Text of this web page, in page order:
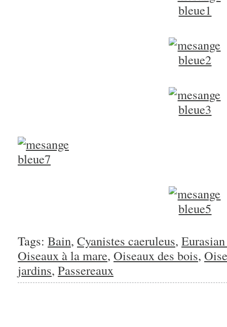
Tags: Bain, Cyanistes caeruleus,
Oiseaux à la mare, Oiseaux des bois,
jardins, Passereaux